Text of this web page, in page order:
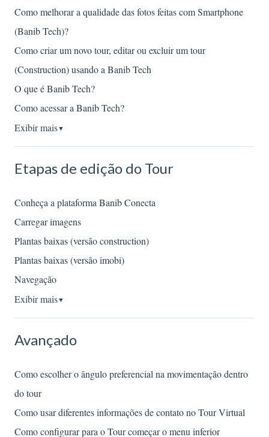
Como melhorar a qualidade das fotos feitas com Smartphone
(Banib Tech)?
Como criar um novo tour, editar ou excluir um tour
(Construction) usando a Banib Tech
O que é Banib Tech?
Como acessar a Banib Tech?
Exibir mais▼
Etapas de edição do Tour
Conheça a plataforma Banib Conecta
Carregar imagens
Plantas baixas (versão construction)
Plantas baixas (versão imobi)
Navegação
Exibir mais▼
Avançado
Como escolher o ângulo preferencial na movimentação dentro
do tour
Como usar diferentes informações de contato no Tour Virtual
Como configurar para o Tour começar o menu inferior